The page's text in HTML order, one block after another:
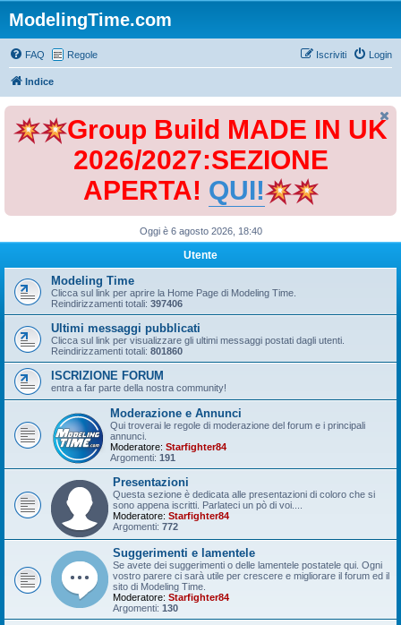
ModelingTime.com
FAQ Regole Login
Iscriviti
Indice
Group Build MADE IN UK
2026/2027:SEZIONE
APERTA! QUI!
Oggi è 6 agosto 2026, 18:40
Utente
Modeling Time
Clicca sul link per aprire la Home Page di Modeling Time.
Reindirizzamenti totali: 397406
Ultimi messaggi pubblicati
Clicca sul link per visualizzare gli ultimi messaggi postati dagli utenti.
Reindirizzamenti totali: 801860
ISCRIZIONE FORUM
entra a far parte della nostra community!
Moderazione e Annunci
Qui troverai le regole di moderazione del forum e i principali
annunci.
Moderatore: Starfighter84
Argomenti: 191
Presentazioni
Questa sezione è dedicata alle presentazioni di coloro che si
sono appena iscritti. Parlateci un pò di voi....
Moderatore: Starfighter84
Argomenti: 772
Suggerimenti e lamentele
Se avete dei suggerimenti o delle lamentele postatele qui. Ogni
vostro parere ci sarà utile per crescere e migliorare il forum ed il
sito di Modeling Time.
Moderatore: Starfighter84
Argomenti: 130